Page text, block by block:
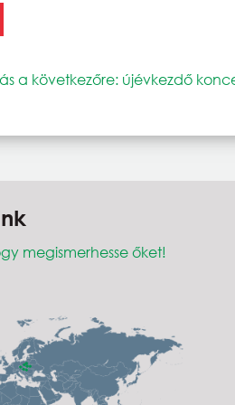
a következőre: újévkezdő
megismerhesse őket!